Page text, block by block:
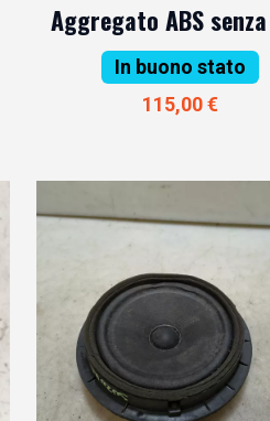
Aggregato ABS senza
In buono stato
115,00 €